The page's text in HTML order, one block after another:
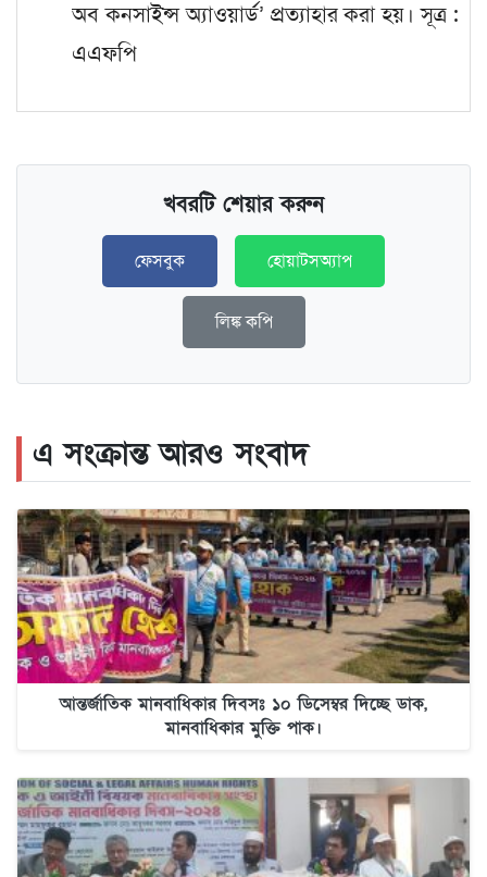
অব কনসাইন্স অ্যাওয়ার্ড’ প্রত্যাহার করা হয়। সূত্র :
এএফপি
খবরটি শেয়ার করুন
ফেসবুক হোয়াটসঅ্যাপ
লিঙ্ক কপি
এ সংক্রান্ত আরও সংবাদ
আন্তর্জাতিক মানবাধিকার দিবসঃ ১০ ডিসেম্বর দিচ্ছে ডাক,
মানবাধিকার মুক্তি পাক।